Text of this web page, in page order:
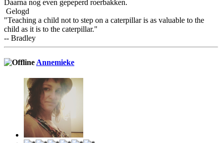
Daarna nog even gepeperd roerbakken.
Gelogd
"Teaching a child not to step on a caterpillar is as valuable to the
child as it is to the caterpillar."
-- Bradley
Annemieke